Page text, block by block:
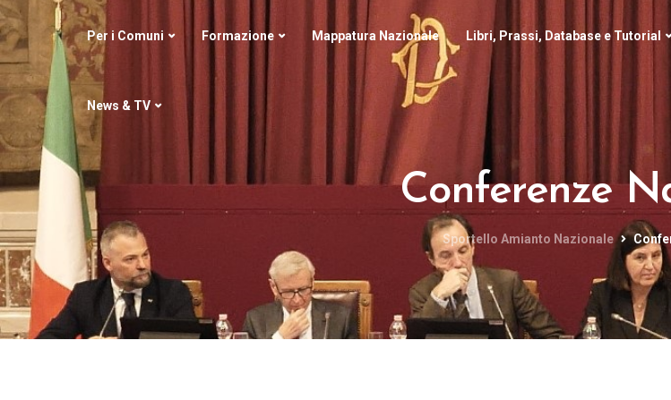
Per i Comuni Formazione Mappatura Nazionale Libri, Prassi, Database e Tutorial
News & TV
Conferenze
Sportello Amianto Nazionale